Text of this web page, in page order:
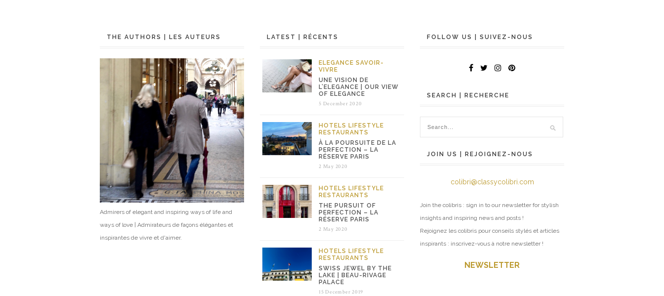
THE AUTHORS | LES AUTEURS
Admirers of elegant and inspiring ways of life and
ways of love | Admirateurs de façons élégantes et
inspirantes de vivre et d'aimer.
LATEST | RÉCENTS
ELEGANCE SAVOIR-
VIVRE
UNE VISION DE
L’ELEGANCE | OUR VIEW
OF ELEGANCE
5 December 2020
HOTELS LIFESTYLE
RESTAURANTS
À LA POURSUITE DE LA
PERFECTION – LA
RÉSERVE PARIS
2 May 2020
HOTELS LIFESTYLE
RESTAURANTS
THE PURSUIT OF
PERFECTION – LA
RÉSERVE PARIS
2 May 2020
HOTELS LIFESTYLE
RESTAURANTS
SWISS JEWEL BY THE
LAKE | BEAU-RIVAGE
PALACE
15 December 2019
FOLLOW US | SUIVEZ-NOUS
SEARCH | RECHERCHE
JOIN US | REJOIGNEZ-NOUS
colibri@classycolibri.com
Join the colibris : sign in to our newsletter for stylish
insights and inspiring news and posts !
Rejoignez les colibris pour conseils stylés et articles
inspirants : inscrivez-vous à notre newsletter !
NEWSLETTER